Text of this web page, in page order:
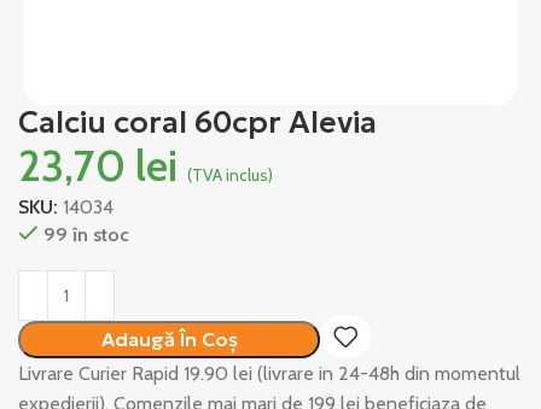
Calciu coral 60cpr Alevia
23,70 lei (TVA inclus)
SKU: 14034
99 în stoc
Adaugă În Coș
Alternative:
Livrare Curier Rapid 19.90 lei (livrare in 24-48h din momentul
expedierii). Comenzile mai mari de 199 lei beneficiaza de